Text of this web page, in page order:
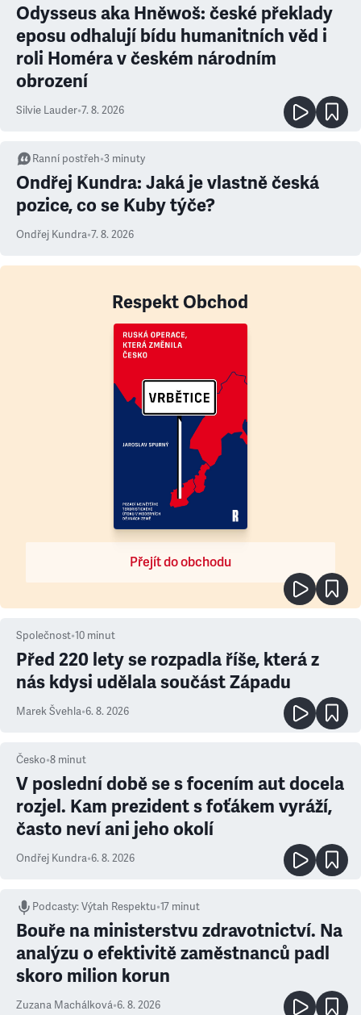
Odysseus aka Hněwoš: české překlady
eposu odhalují bídu humanitních věd i
roli Homéra v českém národním
obrození
Silvie Lauder•7. 8. 2026
Ranní postřeh•3 minuty
Ondřej Kundra: Jaká je vlastně česká
pozice, co se Kuby týče?
Ondřej Kundra•7. 8. 2026
Respekt Obchod
Přejít do obchodu
Společnost•10 minut
Před 220 lety se rozpadla říše, která z
nás kdysi udělala součást Západu
Marek Švehla•6. 8. 2026
Česko•8 minut
V poslední době se s focením aut docela
rozjel. Kam prezident s foťákem vyráží,
často neví ani jeho okolí
Ondřej Kundra•6. 8. 2026
Podcasty:Výtah Respektu•17 minut
Bouře na ministerstvu zdravotnictví. Na
analýzu o efektivitě zaměstnanců padl
skoro milion korun
Zuzana Machálková•6. 8. 2026